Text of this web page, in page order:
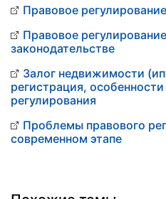
Правовое
Правовое
законодательстве
Залог недвижимости
регистрация,
регулирования
Проблемы правового
современном этапе